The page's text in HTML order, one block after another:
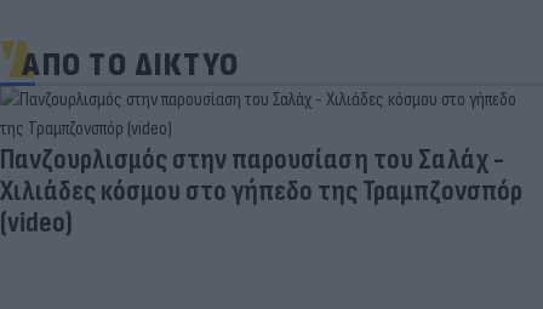
ΑΠΟ ΤΟ ΔΙΚΤΥΟ
Πανζουρλισμός στην παρουσίαση του Σαλάχ -
Χιλιάδες κόσμου στο γήπεδο της Τραμπζονσπόρ
(video)